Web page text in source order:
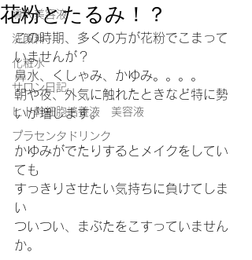
導入美容液
洗顔料
化粧水
サロン日記
ヒト幹細胞培養液 美容液
プラセンタドリンク
花粉とたるみ！？
この時期、多くの方が花粉でこまって
いませんが？
鼻水、くしゃみ、かゆみ。。。。
朝や夜、外気に触れたときなど特に勢
いが増します。
かゆみがでたりするとメイクをしてい
ても
すっきりさせたい気持ちに負けてしま
い
ついつい、まぶたをこすっていません
か。